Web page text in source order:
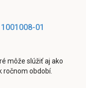
01
môže slúžiť aj ako
ročnom období.